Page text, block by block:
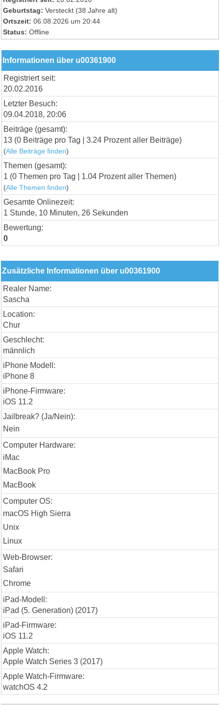
Geburtstag: Versteckt (38 Jahre alt)
Ortszeit: 06.08.2026 um 20:44
Status: Offline
Informationen über u00361900
Registriert seit:
20.02.2016
Letzter Besuch:
09.04.2018, 20:06
Beiträge (gesamt):
13 (0 Beiträge pro Tag | 3.24 Prozent aller Beiträge)
(Alle Beiträge finden)
Themen (gesamt):
1 (0 Themen pro Tag | 1.04 Prozent aller Themen)
(Alle Themen finden)
Gesamte Onlinezeit:
1 Stunde, 10 Minuten, 26 Sekunden
Bewertung:
0
Zusätzliche Informationen über u00361900
Realer Name:
Sascha
Location:
Chur
Geschlecht:
männlich
iPhone Modell:
iPhone 8
iPhone-Firmware:
iOS 11.2
Jailbreak? (Ja/Nein):
Nein
Computer Hardware:
iMac
MacBook Pro
MacBook
Computer OS:
macOS High Sierra
Unix
Linux
Web-Browser:
Safari
Chrome
iPad-Modell:
iPad (5. Generation) (2017)
iPad-Firmware:
iOS 11.2
Apple Watch:
Apple Watch Series 3 (2017)
Apple Watch-Firmware:
watchOS 4.2